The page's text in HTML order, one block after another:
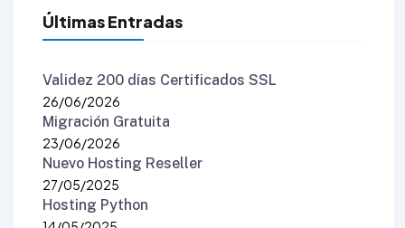
Últimas Entradas
Validez 200 días Certificados SSL
26/06/2026
Migración Gratuita
23/06/2026
Nuevo Hosting Reseller
27/05/2025
Hosting Python